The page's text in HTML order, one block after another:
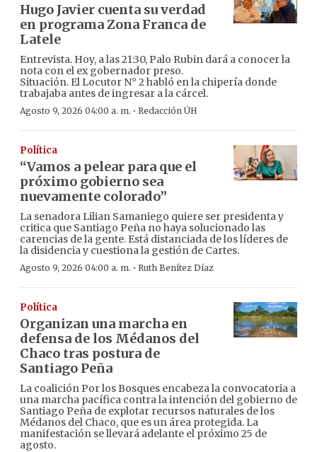
Hugo Javier cuenta su verdad
en programa Zona Franca de
Latele
Entrevista. Hoy, a las 21:30, Palo Rubin dará a conocer la
nota con el ex gobernador preso.
Situación. El Locutor N° 2 habló en la chipería donde
trabajaba antes de ingresar a la cárcel.
Agosto 9, 2026 04:00 a. m. · Redacción ÚH
Política
“Vamos a pelear para que el
próximo gobierno sea
nuevamente colorado”
La senadora Lilian Samaniego quiere ser presidenta y
critica que Santiago Peña no haya solucionado las
carencias de la gente. Está distanciada de los líderes de
la disidencia y cuestiona la gestión de Cartes.
Agosto 9, 2026 04:00 a. m. · Ruth Benítez Díaz
Política
Organizan una marcha en
defensa de los Médanos del
Chaco tras postura de
Santiago Peña
La coalición Por los Bosques encabeza la convocatoria a
una marcha pacífica contra la intención del gobierno de
Santiago Peña de explotar recursos naturales de los
Médanos del Chaco, que es un área protegida. La
manifestación se llevará adelante el próximo 25 de
agosto.